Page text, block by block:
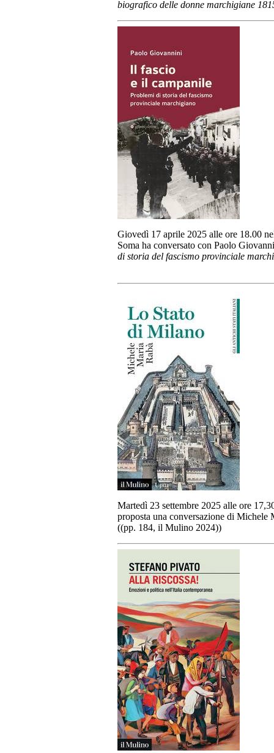
biografico delle donne marchigiane
Giovedì 17 aprile 2025 alle ore 18.00
Soma ha conversato con Paolo
di storia del fascismo provinciale
Martedì 23 settembre 2025 alle ore
proposta una conversazione di Michele
((pp. 184, il Mulino 2024))